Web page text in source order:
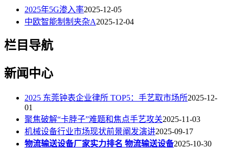
2025年5G渗入率2025-12-05
中欧智能制制夹杂A2025-12-04
栏目导航
新闻中心
2025 东莞钟表企业律所 TOP5：手艺取市场所2025-12-
01
聚焦破解“卡脖子”难题和焦点手艺攻关2025-11-03
机械设备行业市场现状前景阐发演讲2025-09-17
物流输送设备厂家实力排名 物流输送设备2025-10-30